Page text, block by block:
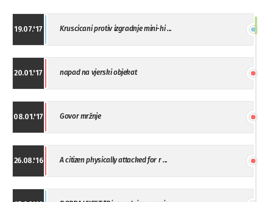
19.07.'17 Kruscicani protiv izgradnje mini-hi ...
20.01.'17 napad na vjerski objekat
08.01.'17 Govor mržnje
26.08.'16 A citizen physically attacked for r ...